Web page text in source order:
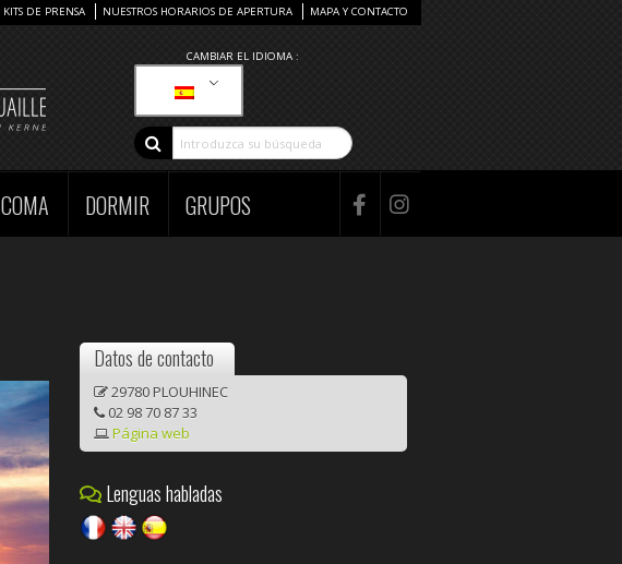
CAMBIAR EL IDIOMA :
KITS DE PRENSA NUESTROS HORARIOS DE APERTURA MAPA Y CONTACTO
COMA DORMIR GRUPOS
Datos de contacto
29780 PLOUHINEC
02 98 70 87 33
Página web
Lenguas habladas